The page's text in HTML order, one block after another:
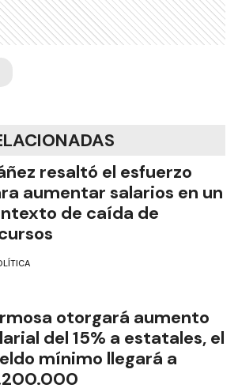
resaltó el esfuerzo
aumentar salarios en un
de caída de
otorgará aumento
del 15% a estatales, el
mínimo llegará a